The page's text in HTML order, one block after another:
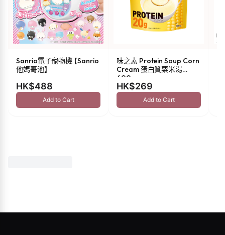
Sanrio電子寵物機 【Sanrio
他媽哥池】
HK$488
Add to Cart
味之素 Protein Soup Corn
Cream 蛋白質粟米湯
600g
HK$269
Add to Cart